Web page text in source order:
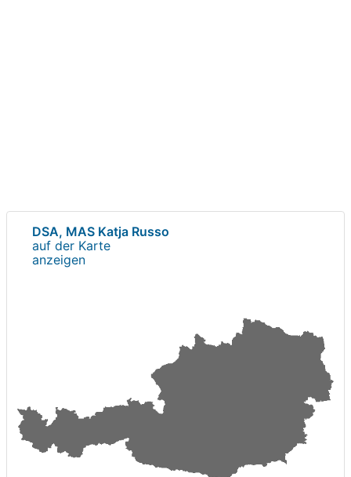
DSA, MAS Katja Russo
auf der Karte
anzeigen